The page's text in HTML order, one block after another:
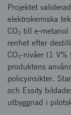
Projektet
elektrokemiska
CO₂ till e-
renhet efter
CO₂-nivåer (1
produktens
policyinsikter.
och Essity
utbyggnad i